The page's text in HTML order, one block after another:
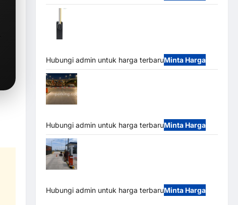
Hubungi admin untuk harga terbaruMinta Harga
Hubungi admin untuk harga terbaruMinta Harga
Hubungi admin untuk harga terbaruMinta Harga